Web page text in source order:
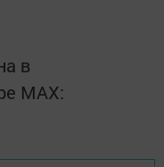
в
MАХ: